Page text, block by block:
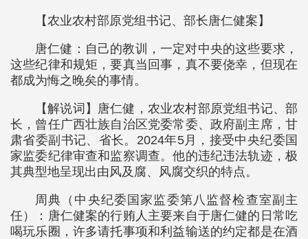
【农业农村部原党组书记、部长唐仁健案】
唐仁健：自己的教训，一定对中央的这些要求，
这些纪律和规矩，要真当回事，真不要侥幸，但现在
都成为悔之晚矣的事情。
【解说词】唐仁健，农业农村部原党组书记、部
长，曾任广西壮族自治区党委常委、政府副主席，甘
肃省委副书记、省长。2024年5月，接受中央纪委国
家监委纪律审查和监察调查。他的违纪违法轨迹，极
其典型地呈现出由风及腐、风腐交织的特点。
周典（中央纪委国家监委第八监督检查室副主
任）：唐仁健案的行贿人主要来自于唐仁健的日常吃
喝玩乐圈，许多请托事项和利益输送的约定都是在酒